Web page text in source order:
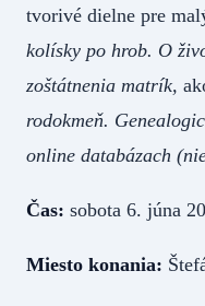
tvorivé dielne pre
kolísky po hrob. O
zoštátnenia matrík,
rodokmeň.
online databázach
Čas: sobota 6. júna
Miesto konania: